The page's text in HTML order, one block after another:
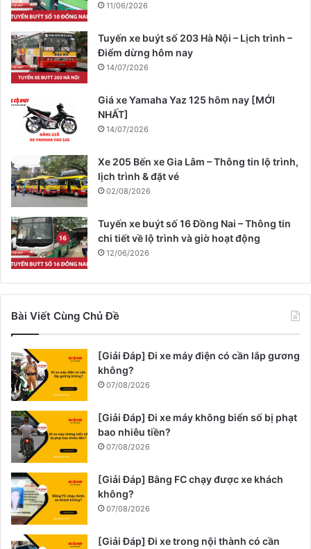
11/06/2026
Tuyến xe buýt số 203 Hà Nội – Lịch trình –
Điểm dừng hôm nay
14/07/2026
Giá xe Yamaha Yaz 125 hôm nay [MỚI
NHẤT]
14/07/2026
Xe 205 Bến xe Gia Lâm – Thông tin lộ trình,
lịch trình & đặt vé
02/08/2026
Tuyến xe buýt số 16 Đồng Nai – Thông tin
chi tiết về lộ trình và giờ hoạt động
12/06/2026
Bài Viết Cùng Chủ Đề
[Giải Đáp] Đi xe máy điện có cần lắp gương
không?
07/08/2026
[Giải Đáp] Đi xe máy không biển số bị phạt
bao nhiêu tiền?
07/08/2026
[Giải Đáp] Bằng FC chạy được xe khách
không?
07/08/2026
[Giải Đáp] Đi xe trong nội thành có cần